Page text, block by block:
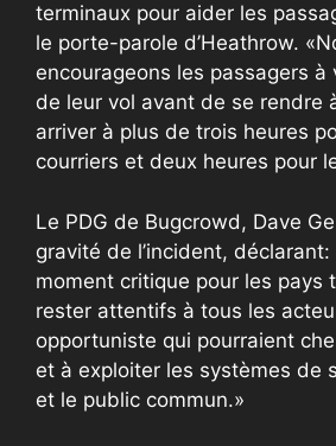
terminaux pour aider les
le porte-parole d’Heathrow.
encourageons les passagers
de leur vol avant de se rendre
arriver à plus de trois heures
courriers et deux heures pour
Le PDG de Bugcrowd, Dave
gravité de l’incident, déclarant:
moment critique pour les pays
rester attentifs à tous les
opportuniste qui pourraient
et à exploiter les systèmes de
et le public commun.»